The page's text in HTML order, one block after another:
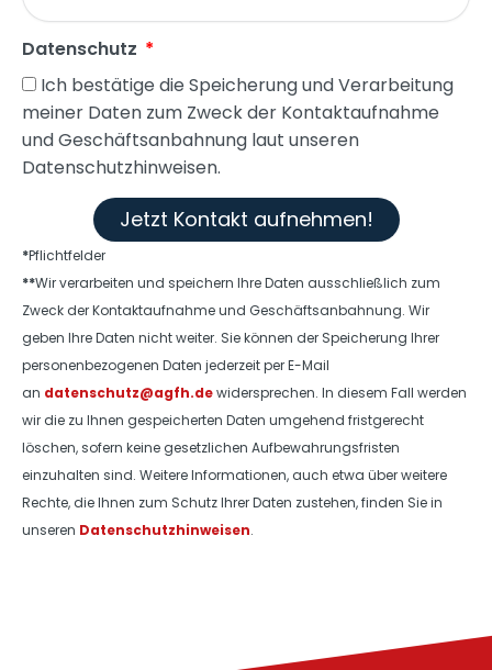
Datenschutz
Ich bestätige die Speicherung und Verarbeitung
meiner Daten zum Zweck der Kontaktaufnahme
und Geschäftsanbahnung laut unseren
Datenschutzhinweisen.
Jetzt Kontakt aufnehmen!
*Pflichtfelder
**Wir verarbeiten und speichern Ihre Daten ausschließlich zum
Zweck der Kontaktaufnahme und Geschäftsanbahnung. Wir
geben Ihre Daten nicht weiter. Sie können der Speicherung Ihrer
personenbezogenen Daten jederzeit per E-Mail
an datenschutz@agfh.dewidersprechen. In diesem Fall werden
wir die zu Ihnen gespeicherten Daten umgehend fristgerecht
löschen, sofern keine gesetzlichen Aufbewahrungsfristen
einzuhalten sind. Weitere Informationen, auch etwa über weitere
Rechte, die Ihnen zum Schutz Ihrer Daten zustehen, finden Sie in
unseren Datenschutzhinweisen.